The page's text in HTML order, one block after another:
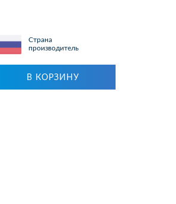
Страна
производитель
В КОРЗИНУ